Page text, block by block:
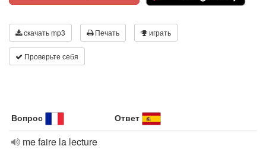
скачать mp3 Печать играть
Проверьте себя
Вопрос Ответ
me faire la lecture